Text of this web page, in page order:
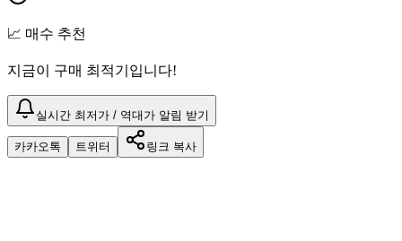
📈 매수 추천
지금이 구매 최적기입니다!
실시간 최저가 / 역대가 알림 받기
카카오톡 트위터 링크 복사